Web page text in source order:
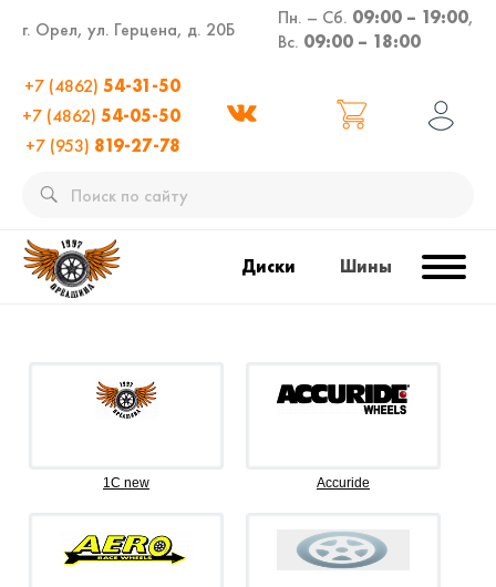
г. Орел, ул. Герцена, д. 20Б
Пн. – Сб. 09:00 – 19:00,
Вс. 09:00 – 18:00
+7 (4862) 54-31-50
+7 (4862) 54-05-50
+7 (953) 819-27-78
Диски Шины
1C new Accuride